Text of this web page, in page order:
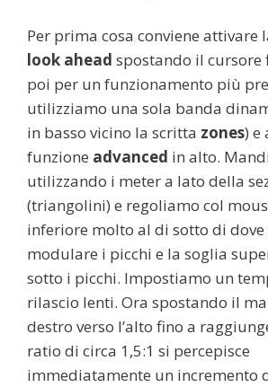
Per prima cosa conviene attivare
look ahead spostando il cursore
poi per un funzionamento più
utilizziamo una sola banda
in basso vicino la scritta zones) e
funzione advanced in alto.
utilizzando i meter a lato della
(triangolini) e regoliamo col
inferiore molto al di sotto di dove
modulare i picchi e la soglia
sotto i picchi. Impostiamo un
rilascio lenti. Ora spostando il
destro verso l’alto fino a
ratio di circa 1,5:1 si percepisce
immediatamente un incremento